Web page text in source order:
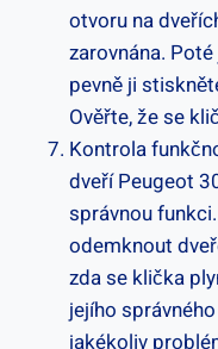
otvoru na
zarovnána.
⁣pevně ji
Ověřte, že se
Kontrola
dveří Peugeot
správnou
odemknout
zda se klička
jejího⁣
jakékoliv